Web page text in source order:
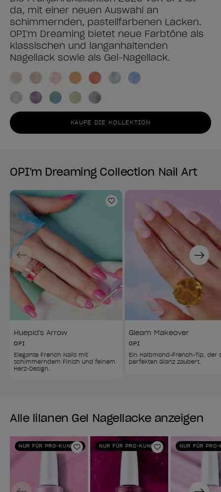
da, mit einer neuen Auswahl an
schimmernden, pastellfarbenen Lacken.
OPI'm Dreaming bietet neue Farbtöne als
klassischen und langanhaltenden
Nagellack sowie als Gel-Nagellack.
KAUFE DIE KOLLEKTION
OPI'm Dreaming Collection Nail Art
Zur Wunschliste
Huepid's Arrow
OPI
Elegante French Nails mit
schimmerndem Finish und feinem
Herz-Design.
Gleam Makeover
OPI
Ein Halbmond-French-Tip, der
perfekten Glanz zaubert.
Previous Next
Alle lilanen Gel Nagellacke anzeigen
NUR FÜR PRO-KUNDEN
Zur Wunschliste hinzufügen
NUR FÜR PRO-KUNDEN
Zur
NUR FÜR PRO-
Previous Next